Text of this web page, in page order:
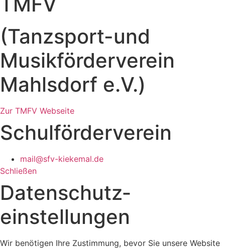
(Tanzsport-und
Musikförderverein
Mahlsdorf e.V.)
Zur TMFV Webseite
Schulförderverein
mail@sfv-kiekemal.de
Schließen
Datenschutz­
einstellungen
Wir benötigen Ihre Zustimmung, bevor Sie unsere Website